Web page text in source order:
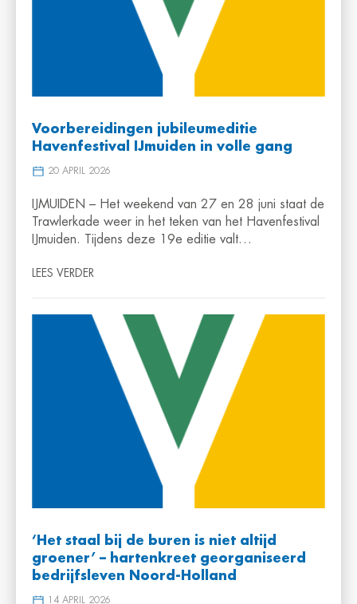
Voorbereidingen jubileumeditie
Havenfestival IJmuiden in volle gang
20 APRIL 2026
IJMUIDEN – Het weekend van 27 en 28 juni staat de
Trawlerkade weer in het teken van het Havenfestival
IJmuiden. Tijdens deze 19e editie valt…
LEES VERDER
‘Het staal bij de buren is niet altijd
groener’ – hartenkreet georganiseerd
bedrijfsleven Noord-Holland
14 APRIL 2026